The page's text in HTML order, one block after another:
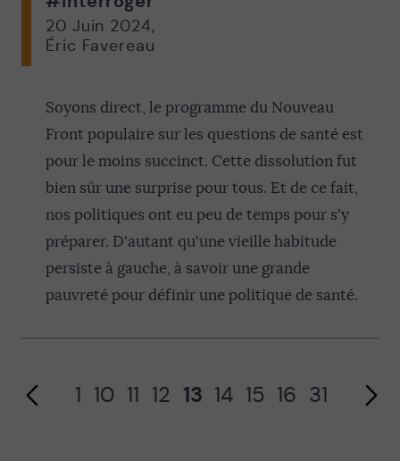
20 Juin 2024,
Éric Favereau
Soyons direct, le programme du Nouveau
Front populaire sur les questions de santé est
pour le moins succinct. Cette dissolution fut
bien sûr une surprise pour tous. Et de ce fait,
nos politiques ont eu peu de temps pour s'y
préparer. D'autant qu'une vieille habitude
persiste à gauche, à savoir une grande
pauvreté pour définir une politique de santé.
Page précédente
1 10 11 12 13 14 15 16 31